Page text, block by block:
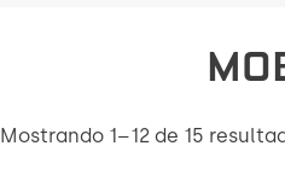
Mostrando 1–12 de 15